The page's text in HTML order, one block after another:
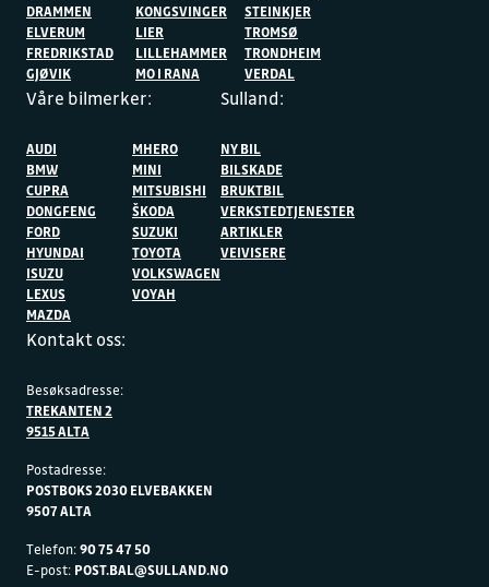
DRAMMEN
ELVERUM
FREDRIKSTAD
GJØVIK
KONGSVINGER
LIER
LILLEHAMMER
MO I RANA
STEINKJER
TROMSØ
TRONDHEIM
VERDAL
Våre bilmerker:
AUDI
BMW
CUPRA
DONGFENG
FORD
HYUNDAI
ISUZU
LEXUS
MAZDA
MHERO
MINI
MITSUBISHI
ŠKODA
SUZUKI
TOYOTA
VOLKSWAGEN
VOYAH
Sulland:
NY BIL
BILSKADE
BRUKTBIL
VERKSTEDTJENESTER
ARTIKLER
VEIVISERE
Kontakt oss:
Besøksadresse:
TREKANTEN 2
9515 ALTA
Postadresse:
POSTBOKS 2030 ELVEBAKKEN
9507 ALTA
Telefon:90 75 47 50
E-post: POST.BAL@SULLAND.NO